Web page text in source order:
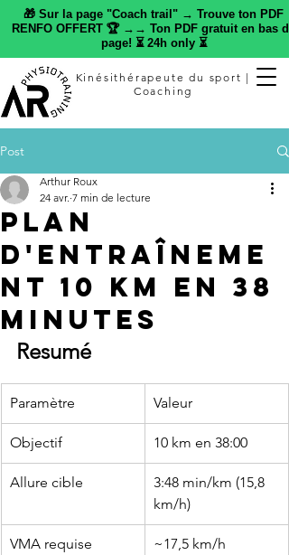
🎁 Sur la page "Coach trail" → Trouve ton PDF
RENFO OFFERT 🏆 →→ Ton PDF gratuit en bas de
page! ⏳ 24h only ⏳
Kinésithérapeute du sport |
Coaching
Post
Plan
d'entraîneme
nt 10 km en 38
minutes
Arthur Roux
24 avr. 7 min de lecture
Resumé
Paramètre Valeur
Objectif 10 km en 38:00
Allure cible
3:48 min/km (15,8
km/h)
VMA requise ~17,5 km/h